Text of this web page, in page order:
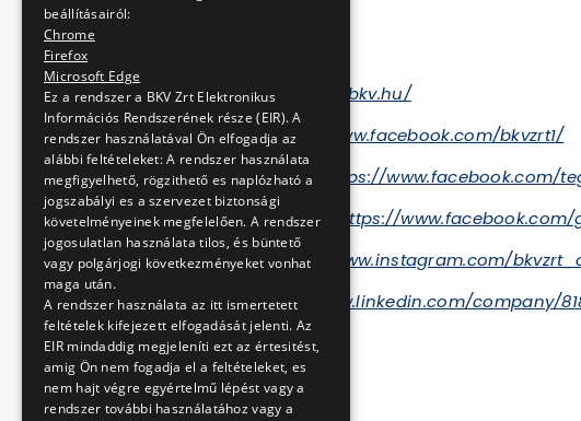
Honlap: https://www.bkv.hu/
Facebook: https://www.facebook.com/bkvzrt1/
Facebook karrier:
https://www.facebook.com/
Facebook-csoport:
https://
Instagram: https://www.instagram.com/
LinkedIn:https://www.linkedin.com/company/
2022. november 11.
beállításairól:
Chrome
Firefox
Microsoft Edge
Ez a rendszer a BKV Zrt Elektronikus
Információs Rendszerének része (EIR). A
rendszer használatával Ön elfogadja az
alábbi feltételeket: A rendszer használata
megfigyelhető, rögzithető es naplózható a
jogszabályi es a szervezet biztonsági
követelményeinek megfelelően. A rendszer
jogosulatlan használata tilos, és büntető
vagy polgárjogi következményeket vonhat
maga után.
A rendszer használata az itt ismertetett
feltételek kifejezett elfogadását jelenti. Az
EIR mindaddig megjeleníti ezt az értesitést,
amig Ön nem fogadja el a feltételeket, es
nem hajt végre egyértelmű lépést vagy a
rendszer további használatához vagy a